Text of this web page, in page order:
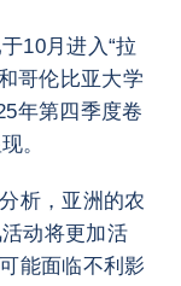
10月进入“拉
哥伦比亚大学
年第四季度卷
。
析，亚洲的农
动将更加活
能面临不利影